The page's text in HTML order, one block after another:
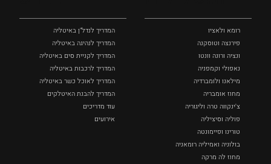
רומא ולאציו
פירנצה וטוסקנה ‏
ונציה ורונה וונטו
נאפולי‏ וקמפניה
מילאנו ולומברדיה
מחוז אומבריה
צ'ינקווה טרה וליגוריה
פוליה וסיציליה ‏
טורינו ופיימונטה
בולוניה ואמיליה רומאניה
מחוז לה מרקה
המדריך לנדל"ן באיטליה
המדריך לנהיגה באיטליה
המדריך לקניית סים באיטליה
המדריך לרכבות באיטליה
המדריך לאוכל כשר באיטליה
המדריך להבנת האיטלקים
עוד מדריכים
אירועים